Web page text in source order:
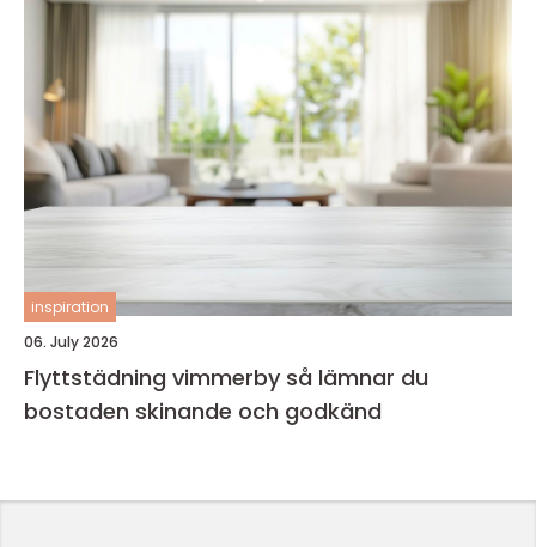
inspiration
06. July 2026
Flyttstädning vimmerby så lämnar du
bostaden skinande och godkänd